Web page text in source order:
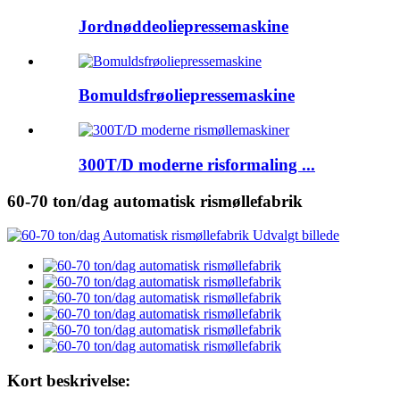
Jordnøddeoliepressemaskine
Bomuldsfrøoliepressemaskine
300T/D moderne risformaling ...
60-70 ton/dag automatisk rismøllefabrik
Kort beskrivelse: